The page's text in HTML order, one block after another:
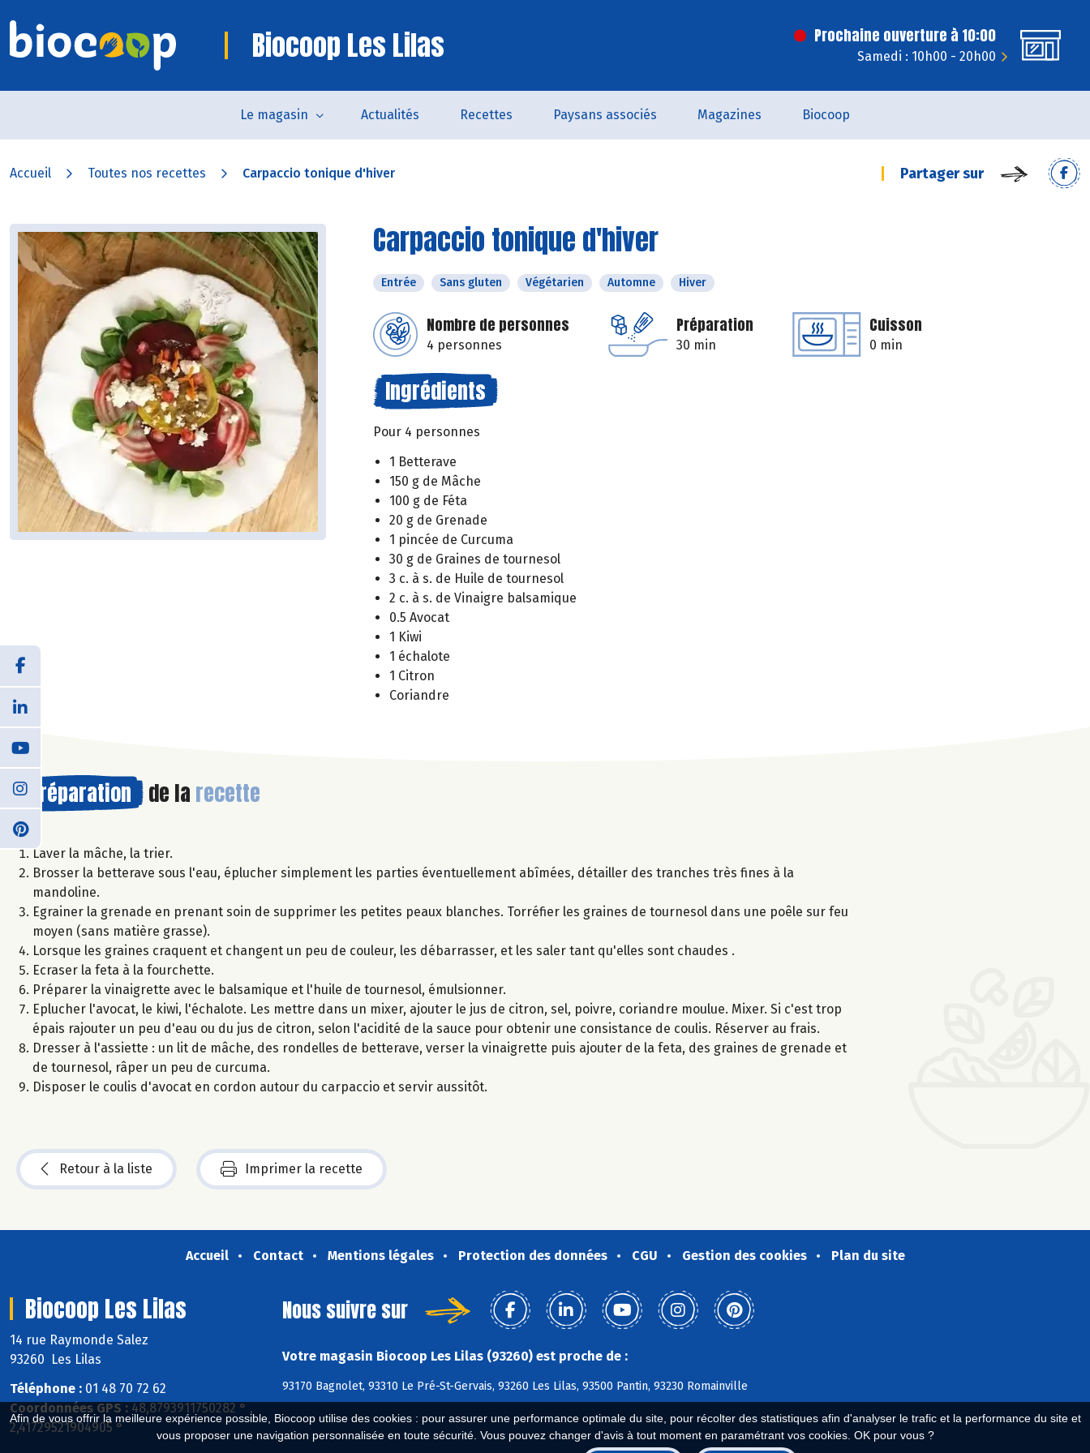
Afin de vous offrir la meilleure expérience possible, Biocoop utilise des cookies : pour assurer une performance optimale du site, pour récolter des statistiques afin d'analyser le trafic et la performance du site et
vous proposer une navigation personnalisée en toute sécurité. Vous pouvez changer d'avis à tout moment en paramétrant vos cookies. OK pour vous ?
Biocoop Les Lilas Prochaine ouverture à 10:00
Samedi : 10h00 - 20h00
Le magasin Actualités Recettes Paysans associés Magazines Biocoop
Accueil Toutes nos recettes Carpaccio tonique d'hiver Partager sur
Carpaccio tonique d'hiver
Entrée Sans gluten Végétarien Automne Hiver
Nombre de personnes
4 personnes
Préparation
30 min
Cuisson
0 min
Ingrédients
Pour 4 personnes
1 Betterave
150 g de Mâche
100 g de Féta
20 g de Grenade
1 pincée de Curcuma
30 g de Graines de tournesol
3 c. à s. de Huile de tournesol
2 c. à s. de Vinaigre balsamique
0.5 Avocat
1 Kiwi
1 échalote
1 Citron
Coriandre
Préparation de la recette
Laver la mâche, la trier.
Brosser la betterave sous l'eau, éplucher simplement les parties éventuellement abîmées, détailler des tranches très fines à la
mandoline.
Egrainer la grenade en prenant soin de supprimer les petites peaux blanches. Torréfier les graines de tournesol dans une poêle sur feu
moyen (sans matière grasse).
Lorsque les graines craquent et changent un peu de couleur, les débarrasser, et les saler tant qu'elles sont chaudes .
Ecraser la feta à la fourchette.
Préparer la vinaigrette avec le balsamique et l'huile de tournesol, émulsionner.
Eplucher l'avocat, le kiwi, l'échalote. Les mettre dans un mixer, ajouter le jus de citron, sel, poivre, coriandre moulue. Mixer. Si c'est trop
épais rajouter un peu d'eau ou du jus de citron, selon l'acidité de la sauce pour obtenir une consistance de coulis. Réserver au frais.
Dresser à l'assiette : un lit de mâche, des rondelles de betterave, verser la vinaigrette puis ajouter de la feta, des graines de grenade et
de tournesol, râper un peu de curcuma.
Disposer le coulis d'avocat en cordon autour du carpaccio et servir aussitôt.
Retour à la liste Imprimer la recette
Accueil Contact Mentions légales Protection des données CGU Gestion des cookies Plan du site
Biocoop Les Lilas
14 rue Raymonde Salez
93260 Les Lilas
Téléphone : 01 48 70 72 62
Coordonnées GPS : 48,8793911750282 ° ,
2,41729521904905 °
Nous suivre sur
Votre magasin Biocoop Les Lilas (93260) est proche de :
93170 Bagnolet, 93310 Le Pré-St-Gervais, 93260 Les Lilas, 93500 Pantin, 93230 Romainville